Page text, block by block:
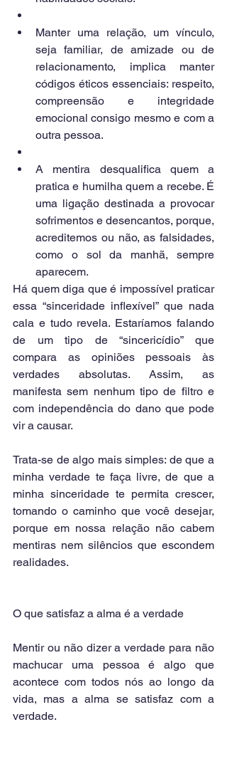
Manter uma relação, um vínculo,
seja familiar, de amizade ou de
relacionamento, implica manter
códigos éticos essenciais: respeito,
compreensão e integridade
emocional consigo mesmo e com a
outra pessoa.
A mentira desqualifica quem a
pratica e humilha quem a recebe. É
uma ligação destinada a provocar
sofrimentos e desencantos, porque,
acreditemos ou não, as falsidades,
como o sol da manhã, sempre
aparecem.
Há quem diga que é impossível praticar
essa “sinceridade inflexível” que nada
cala e tudo revela. Estaríamos falando
de um tipo de “sincericídio” que
compara as opiniões pessoais às
verdades absolutas. Assim, as
manifesta sem nenhum tipo de filtro e
com independência do dano que pode
vir a causar.
Trata-se de algo mais simples: de que a
minha verdade te faça livre, de que a
minha sinceridade te permita crescer,
tomando o caminho que você desejar,
porque em nossa relação não cabem
mentiras nem silêncios que escondem
realidades.
O que satisfaz a alma é a verdade
Mentir ou não dizer a verdade para não
machucar uma pessoa é algo que
acontece com todos nós ao longo da
vida, mas a alma se satisfaz com a
verdade.